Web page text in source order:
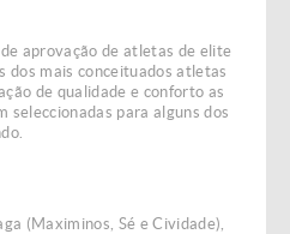
aprovação de atletas de elite
dos mais conceituados atletas
de qualidade e conforto as
seleccionadas para alguns dos
(Maximinos, Sé e Cividade),